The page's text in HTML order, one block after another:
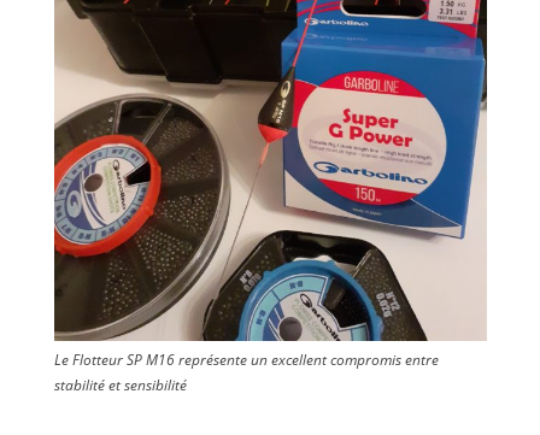
Le Flotteur SP M16 représente un excellent compromis entre
stabilité et sensibilité